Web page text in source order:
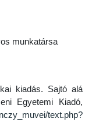
munkatársa
kiadás. Sajtó alá
Egyetemi Kiadó,
text.php?